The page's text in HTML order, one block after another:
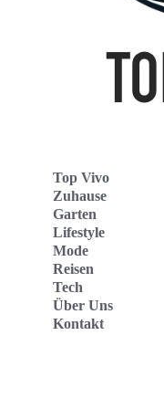
Top Vivo
Zuhause
Garten
Lifestyle
Mode
Reisen
Tech
Über Uns
Kontakt